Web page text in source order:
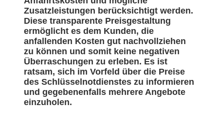
Zusatzleistungen berücksichtigt werden.
Diese transparente Preisgestaltung
ermöglicht es dem Kunden, die
anfallenden Kosten gut nachvollziehen
zu können und somit keine negativen
Überraschungen zu erleben. Es ist
ratsam, sich im Vorfeld über die Preise
des Schlüsselnotdienstes zu informieren
und gegebenenfalls mehrere Angebote
einzuholen.